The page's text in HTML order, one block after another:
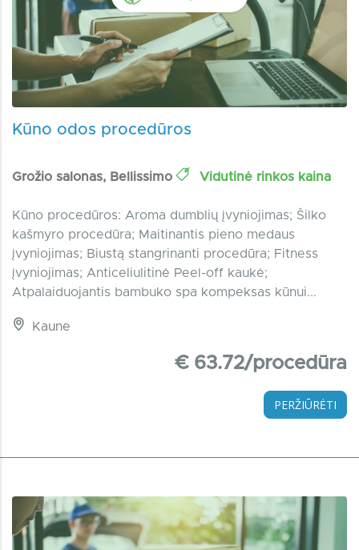
Kūno odos procedūros
Grožio salonas, Bellissimo Vidutinė rinkos kaina
Kūno procedūros: Aroma dumblių įvyniojimas; Šilko
kašmyro procedūra; Maitinantis pieno medaus
įvyniojimas; Biustą stangrinanti procedūra; Fitness
įvyniojimas; Anticeliulitinė Peel-off kaukė;
Atpalaiduojantis bambuko spa kompeksas kūnui...
Kaune
€ 63.72/procedūra
PERŽIŪRĖTI